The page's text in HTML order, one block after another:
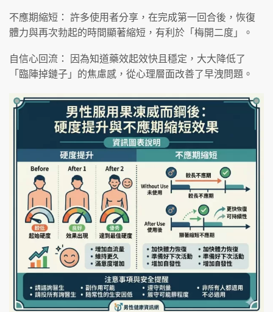
不應期縮短： 許多使用者分享，在完成第一回合後，恢復
體力與再次勃起的時間顯著縮短，有利於「梅開二度」。
自信心回流： 因為知道藥效起效快且穩定，大大降低了
「臨陣掉鏈子」的焦慮感，從心理層面改善了早洩問題。